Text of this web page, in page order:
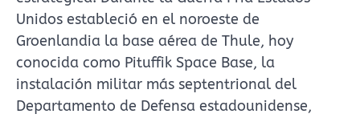
Unidos estableció en el noroeste de
Groenlandia la base aérea de Thule, hoy
conocida como Pituffik Space Base, la
instalación militar más septentrional del
Departamento de Defensa estadounidense,